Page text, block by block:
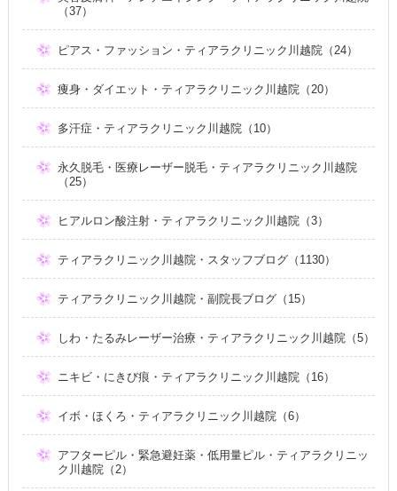
（37）
ピアス・ファッション・ティアラクリニック川越院（24）
痩身・ダイエット・ティアラクリニック川越院（20）
多汗症・ティアラクリニック川越院（10）
永久脱毛・医療レーザー脱毛・ティアラクリニック川越院
（25）
ヒアルロン酸注射・ティアラクリニック川越院（3）
ティアラクリニック川越院・スタッフブログ（1130）
ティアラクリニック川越院・副院長ブログ（15）
しわ・たるみレーザー治療・ティアラクリニック川越院（5）
ニキビ・にきび痕・ティアラクリニック川越院（16）
イボ・ほくろ・ティアラクリニック川越院（6）
アフターピル・緊急避妊薬・低用量ピル・ティアラクリニッ
ク川越院（2）